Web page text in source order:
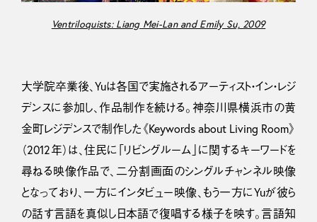
Ventriloquists: Liang Mei-Lan and Emily Su, 2009
大学院卒業後、Yuは各国で実施されるアーティスト・イン・レジ
デンスに参加し、作品制作を続ける。神奈川県横浜市の黄
金町レジデンスで制作した《Keywords about Living Room》
（2012年）は、住民に「リビングルーム」に関するキーワードを
尋ねる映像作品で、二分割画面のシングルチャンネル映像
となっており、一方にインタビュー映像、もう一方にYuが彼ら
の話す言語を真似し日本語で復唱する様子を映す。言語知